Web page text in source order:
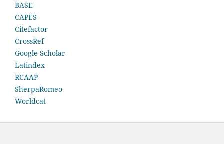
BASE
CAPES
Citefactor
CrossRef
Google Scholar
Latindex
RCAAP
SherpaRomeo
Worldcat